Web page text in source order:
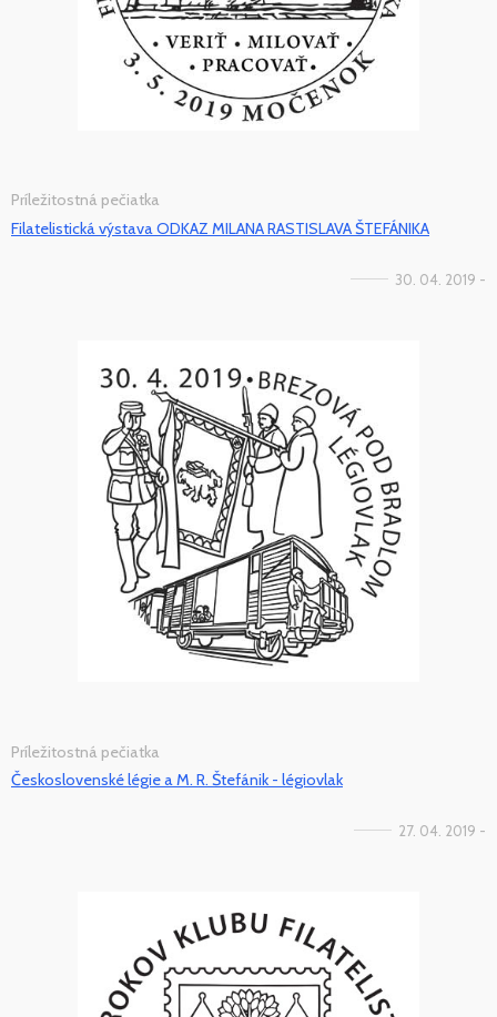
Príležitostná pečiatka
Filatelistická výstava ODKAZ MILANA RASTISLAVA ŠTEFÁNIKA
30. 04. 2019 -
Príležitostná pečiatka
Československé légie a M. R. Štefánik - légiovlak
27. 04. 2019 -